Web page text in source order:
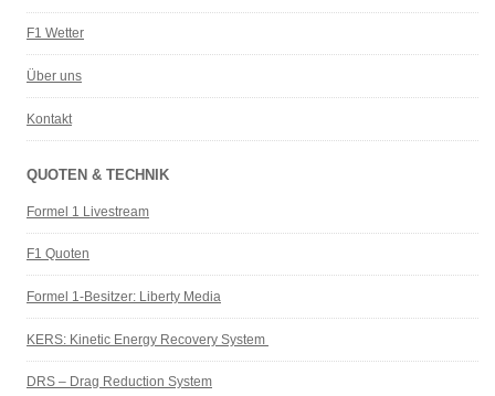
F1 Wetter
Über uns
Kontakt
QUOTEN & TECHNIK
Formel 1 Livestream
F1 Quoten
Formel 1-Besitzer: Liberty Media
KERS: Kinetic Energy Recovery System
DRS – Drag Reduction System